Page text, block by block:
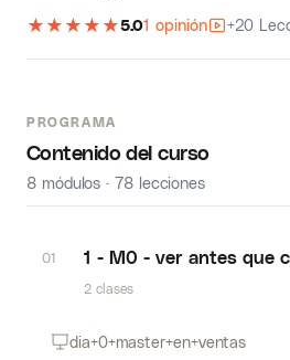
★ ★ ★ ★ ★5.01 opinión +20
PROGRAMA
Contenido del curso
8 módulos · 78 lecciones
01 1 - M0 - ver antes que
2 clases
dia+0+master+en+ventas